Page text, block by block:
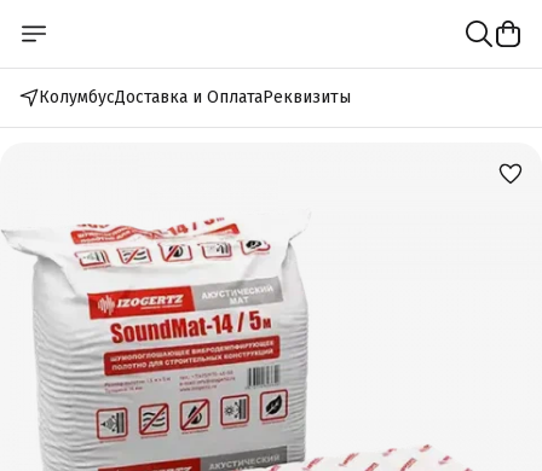
КолумбусДоставка и ОплатаРеквизиты